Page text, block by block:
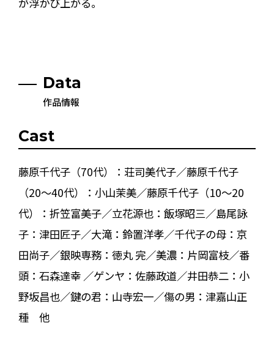
Data
作品情報
Cast
藤原千代子（70代）：荘司美代子／藤原千代子
（20～40代）：小山茉美／藤原千代子（10～20
代）：折笠富美子／立花源也：飯塚昭三／島尾詠
子：津田匠子／大滝：鈴置洋孝／千代子の母：京
田尚子／銀映専務：徳丸 完／美濃：片岡富枝／番
頭：石森達幸 ／ゲンヤ：佐藤政道／井田恭二：小
野坂昌也／鍵の君：山寺宏一／傷の男：津嘉山正
種 他